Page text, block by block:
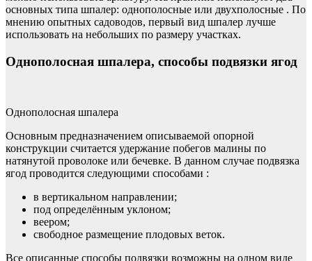
основных типа шпалер: однополосные или двухполосные . По
мнению опытных садоводов, первый вид шпалер лучше
использовать на небольших по размеру участках.
Однополосная шпалера, способы подвязки ягод
Однополосная шпалера
Основным предназначением описываемой опорной
конструкции считается удержание побегов малины по
натянутой проволоке или бечевке. В данном случае подвязка
ягод проводится следующими способами :
в вертикальном направлении;
под определённым уклоном;
веером;
свободное размещение плодовых веток.
Все описанные способы подвязки возможны на одном виде